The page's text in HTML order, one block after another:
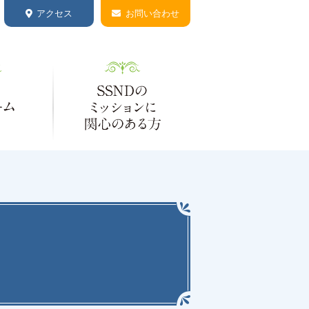
アクセス お問い合わせ